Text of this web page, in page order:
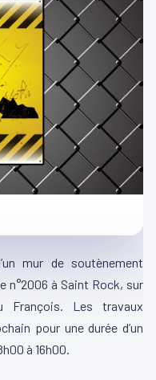
mur de soutènement
n°2006 à Saint Rock, sur
Les travaux
pour une durée d’un
à 16h00.